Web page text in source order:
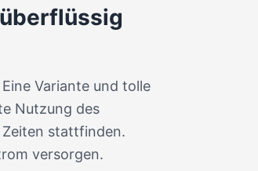
Variante und tolle
Nutzung des
Zeiten stattfinden.
versorgen.